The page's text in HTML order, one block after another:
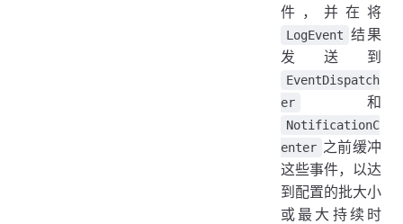
件，并在将
LogEvent 结果
发送到
EventDispatch
er
和
NotificationC
enter 之前缓冲
这些事件，以达
到配置的批大小
或最大持续时